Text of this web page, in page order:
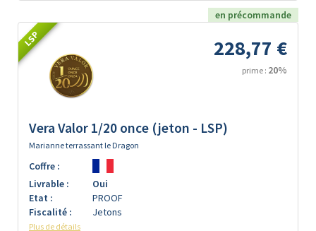
en précommande
LSP 228,77 €
prime : 20%
Vera Valor 1/20 once (jeton - LSP)
Marianne terrassant le Dragon
Coffre :
Livrable :
Oui
Etat :
PROOF
Fiscalité :
Jetons
Plus de détails